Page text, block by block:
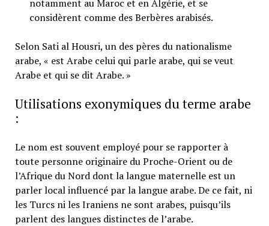
notamment au Maroc et en Algérie, et se
considèrent comme des Berbères arabisés.
Selon Sati al Housri, un des pères du nationalisme
arabe, « est Arabe celui qui parle arabe, qui se veut
Arabe et qui se dit Arabe. »
Utilisations exonymiques du terme arabe
:
Le nom est souvent employé pour se rapporter à
toute personne originaire du Proche-Orient ou de
l’Afrique du Nord dont la langue maternelle est un
parler local influencé par la langue arabe. De ce fait, ni
les Turcs ni les Iraniens ne sont arabes, puisqu’ils
parlent des langues distinctes de l’arabe.